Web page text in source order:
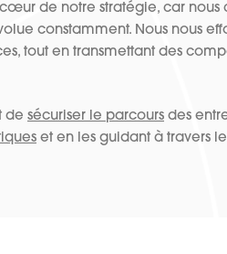
cœur de notre stratégie, car
constamment. Nous nous
tout en transmettant des
de sécuriser le parcours des
et en les guidant à travers